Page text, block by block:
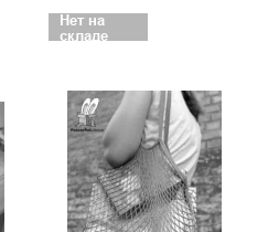
Нет на
складе